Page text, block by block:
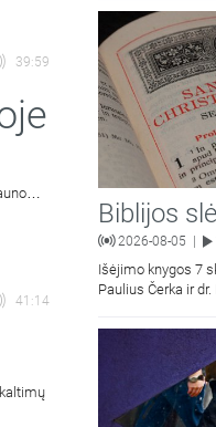
39:59
41:14
jaunimas.
Biblijos
2026-08-05
Išėjimo knygos 7
Paulius Čerka ir